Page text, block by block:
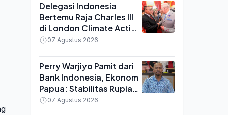
Delegasi Indonesia
Bertemu Raja Charles III
di London Climate Action
Week, Bahas Pelestarian
07 Agustus 2026
Perry Warjiyo Pamit dari
Bank Indonesia, Ekonom
Papua: Stabilitas Rupiah
Diuji pada Institusi,
07 Agustus 2026